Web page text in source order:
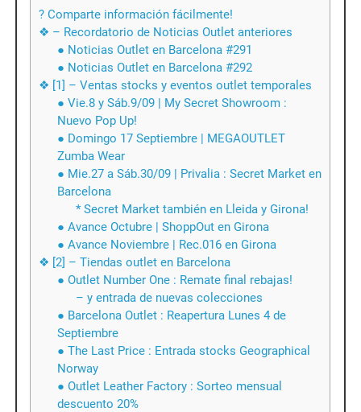
? Comparte información fácilmente!
❖ – Recordatorio de Noticias Outlet anteriores
● Noticias Outlet en Barcelona #291
● Noticias Outlet en Barcelona #292
❖ [1] – Ventas stocks y eventos outlet temporales
● Vie.8 y Sáb.9/09 | My Secret Showroom :
Nuevo Pop Up!
● Domingo 17 Septiembre | MEGAOUTLET
Zumba Wear
● Mie.27 a Sáb.30/09 | Privalia : Secret Market en
Barcelona
* Secret Market también en Lleida y Girona!
● Avance Octubre | ShoppOut en Girona
● Avance Noviembre | Rec.016 en Girona
❖ [2] – Tiendas outlet en Barcelona
● Outlet Number One : Remate final rebajas!
– y entrada de nuevas colecciones
● Barcelona Outlet : Reapertura Lunes 4 de
Septiembre
● The Last Price : Entrada stocks Geographical
Norway
● Outlet Leather Factory : Sorteo mensual
descuento 20%